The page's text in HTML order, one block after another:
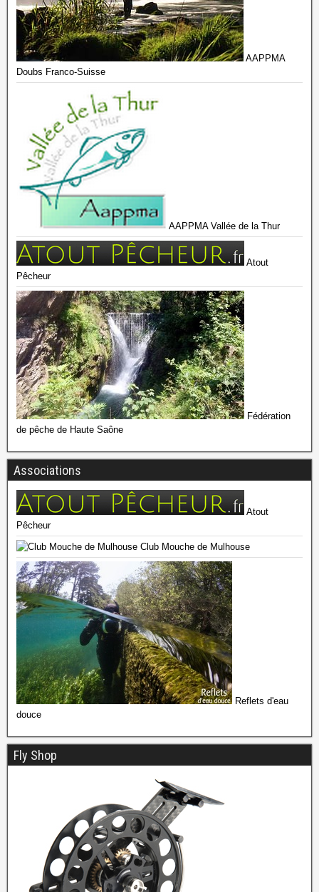
AAPPMA
Doubs Franco-Suisse
AAPPMA Vallée de la Thur
Atout
Pêcheur
Fédération
de pêche de Haute Saône
Associations
Atout
Pêcheur
Club Mouche de Mulhouse
Reflets d'eau
douce
Fly Shop